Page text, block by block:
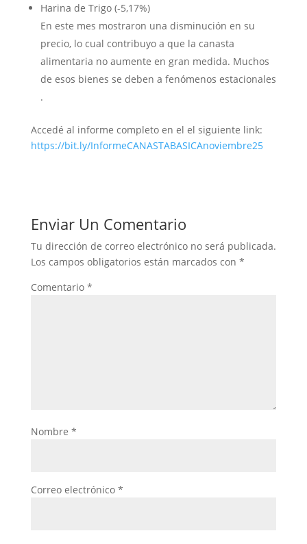
Harina de Trigo (-5,17%)
En este mes mostraron una disminución en su
precio, lo cual contribuyo a que la canasta
alimentaria no aumente en gran medida. Muchos
de esos bienes se deben a fenómenos estacionales
.
Accedé al informe completo en el el siguiente link:
https://bit.ly/InformeCANASTABASICAnoviembre25
Enviar Un Comentario
Tu dirección de correo electrónico no será publicada.
Los campos obligatorios están marcados con *
Comentario *
Nombre *
Correo electrónico *